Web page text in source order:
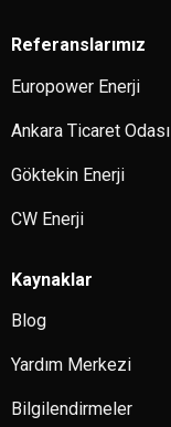
Referanslarımız
Europower Enerji
Ankara Ticaret Odası
Göktekin Enerji
CW Enerji
Kaynaklar
Blog
Yardım Merkezi
Bilgilendirmeler